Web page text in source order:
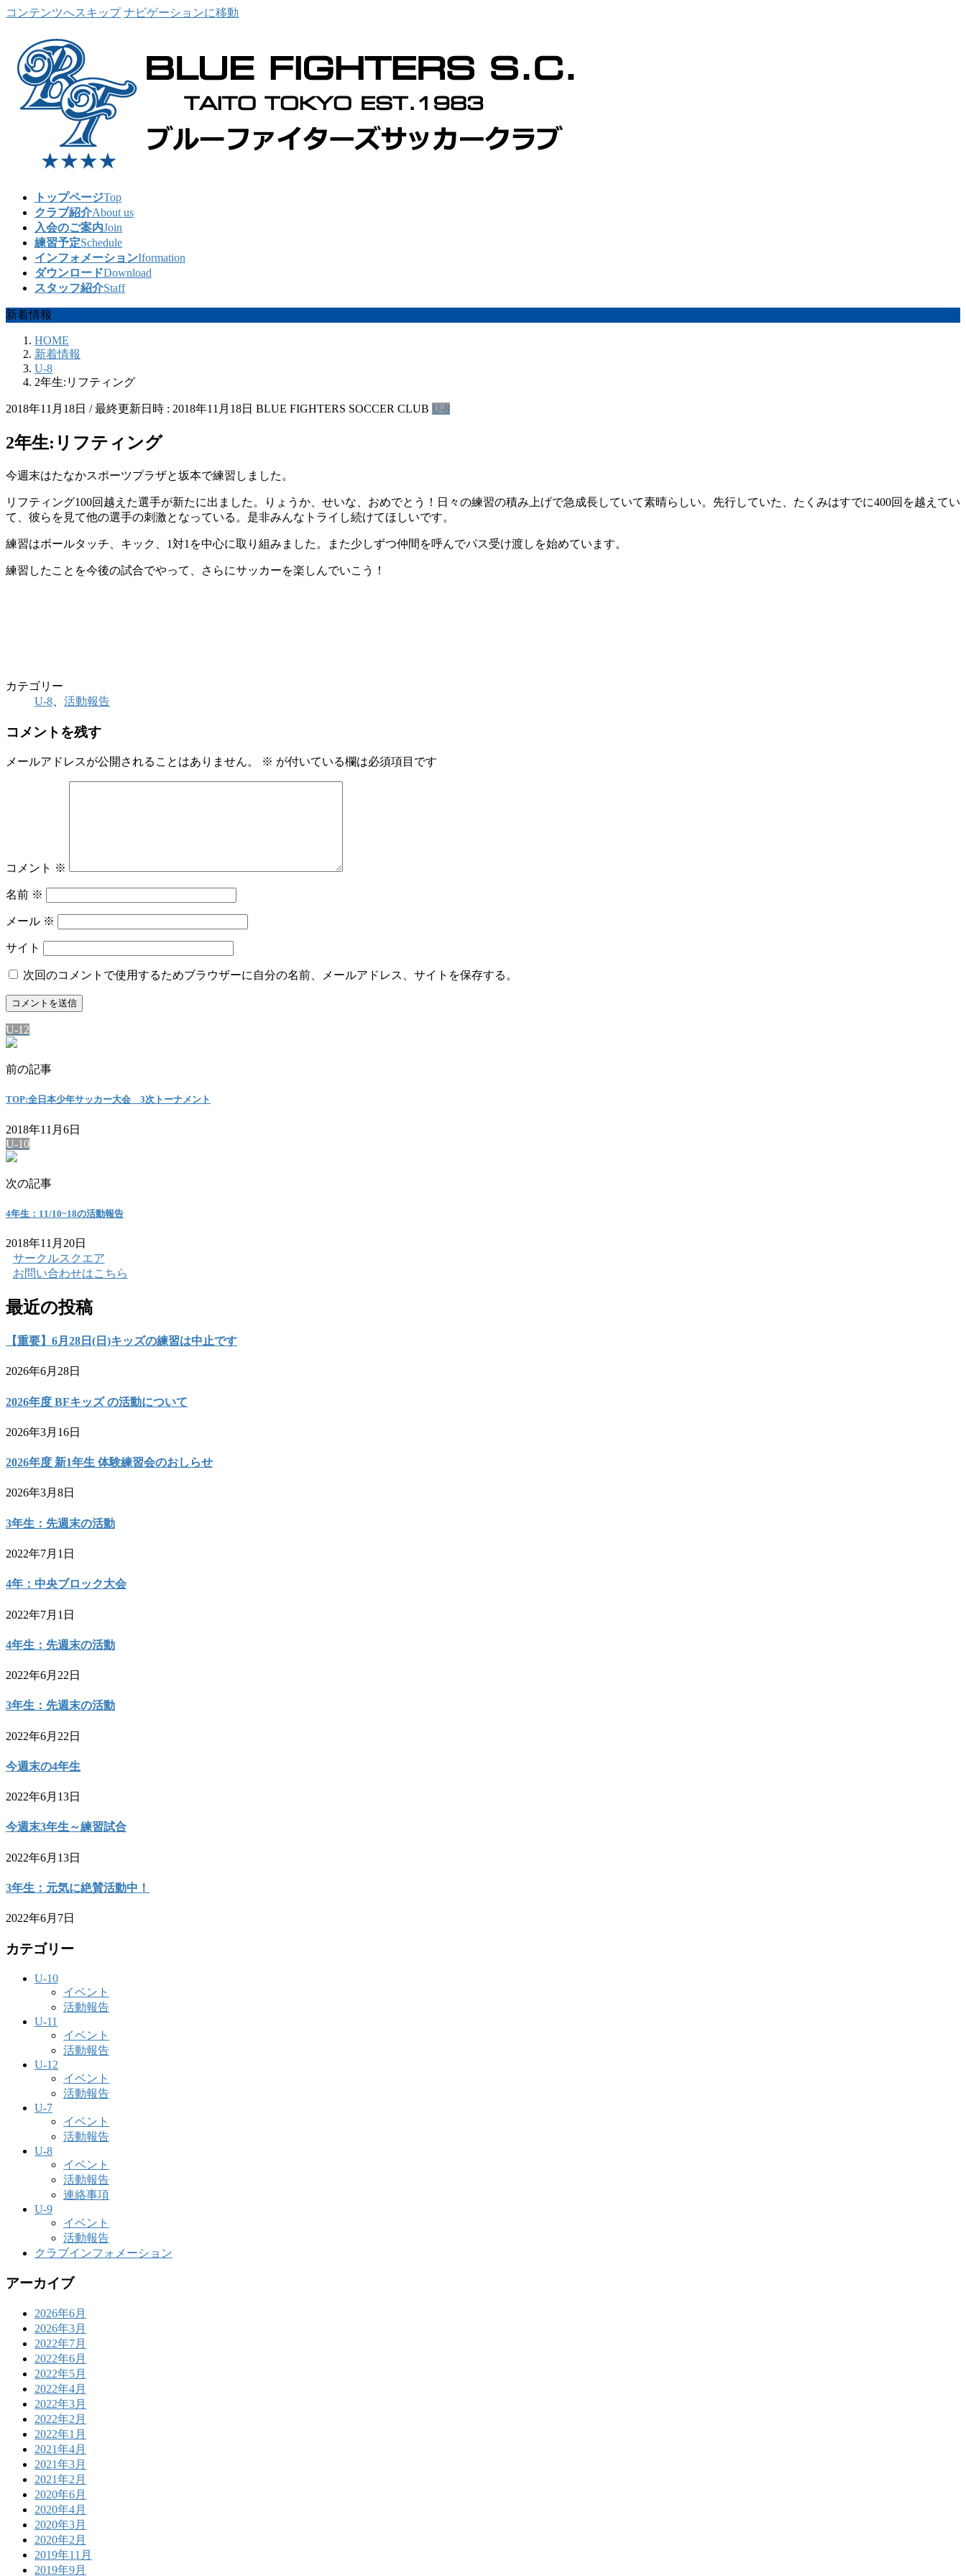
コンテンツへスキップ ナビゲーションに移動
トップページTop
クラブ紹介About us
入会のご案内Join
練習予定Schedule
インフォメーションIformation
ダウンロードDownload
スタッフ紹介Staff
新着情報
HOME
新着情報
U-8
2年生:リフティング
2018年11月18日 / 最終更新日時 : 2018年11月18日 BLUE FIGHTERS SOCCER CLUB U-8
2年生:リフティング
今週末はたなかスポーツプラザと坂本で練習しました。
リフティング100回越えた選手が新たに出ました。りょうか、せいな、おめでとう！日々の練習の積み上げで急成長していて素晴らしい。先行していた、たくみはすでに400回を越えてい
て、彼らを見て他の選手の刺激となっている。是非みんなトライし続けてほしいです。
練習はボールタッチ、キック、1対1を中心に取り組みました。また少しずつ仲間を呼んでパス受け渡しを始めています。
練習したことを今後の試合でやって、さらにサッカーを楽しんでいこう！
カテゴリー
U-8
活動報告
コメントを残す
メールアドレスが公開されることはありません。 ※ が付いている欄は必須項目です
コメント ※
名前 ※
メール ※
サイト
次回のコメントで使用するためブラウザーに自分の名前、メールアドレス、サイトを保存する。
U-12
前の記事
TOP:全日本少年サッカー大会 3次トーナメント
2018年11月6日
U-10
次の記事
4年生：11/10~18の活動報告
2018年11月20日
サークルスクエア
お問い合わせはこちら
最近の投稿
【重要】6月28日(日)キッズの練習は中止です
2026年6月28日
2026年度 BFキッズ の活動について
2026年3月16日
2026年度 新1年生 体験練習会のおしらせ
2026年3月8日
3年生：先週末の活動
2022年7月1日
4年：中央ブロック大会
2022年7月1日
4年生：先週末の活動
2022年6月22日
3年生：先週末の活動
2022年6月22日
今週末の4年生
2022年6月13日
今週末3年生～練習試合
2022年6月13日
3年生：元気に絶賛活動中！
2022年6月7日
カテゴリー
U-10
イベント
活動報告
U-11
イベント
活動報告
U-12
イベント
活動報告
U-7
イベント
活動報告
U-8
イベント
活動報告
連絡事項
U-9
イベント
活動報告
クラブインフォメーション
アーカイブ
2026年6月
2026年3月
2022年7月
2022年6月
2022年5月
2022年4月
2022年3月
2022年2月
2022年1月
2021年4月
2021年3月
2021年2月
2020年6月
2020年4月
2020年3月
2020年2月
2019年11月
2019年9月